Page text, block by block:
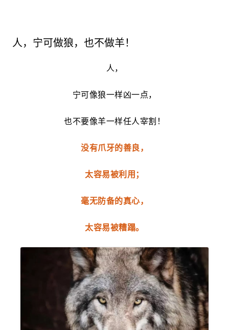
人，宁可做狼，也不做羊！
人，
宁可像狼一样凶一点，
也不要像羊一样任人宰割！
没有爪牙的善良，
太容易被利用；
毫无防备的真心，
太容易被糟蹋。